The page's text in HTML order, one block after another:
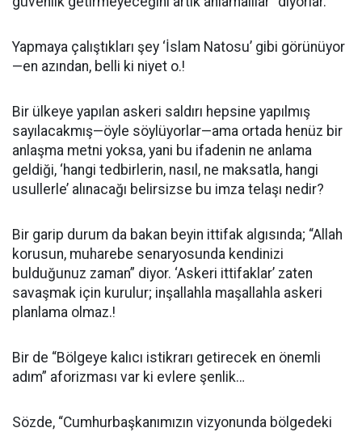
Yapmaya çalıştıkları şey ‘İslam Natosu’ gibi görünüyor
—en azından, belli ki niyet o.!
Bir ülkeye yapılan askeri saldırı hepsine yapılmış
sayılacakmış—öyle söylüyorlar—ama ortada henüz bir
anlaşma metni yoksa, yani bu ifadenin ne anlama
geldiği, ‘hangi tedbirlerin, nasıl, ne maksatla, hangi
usullerle’ alınacağı belirsizse bu imza telaşı nedir?
Bir garip durum da bakan beyin ittifak algısında; “Allah
korusun, muharebe senaryosunda kendinizi
bulduğunuz zaman” diyor. ‘Askeri ittifaklar’ zaten
savaşmak için kurulur; inşallahla maşallahla askeri
planlama olmaz.!
Bir de “Bölgeye kalıcı istikrarı getirecek en önemli
adım” aforizması var ki evlere şenlik…
Sözde, “Cumhurbaşkanımızın vizyonunda bölgedeki